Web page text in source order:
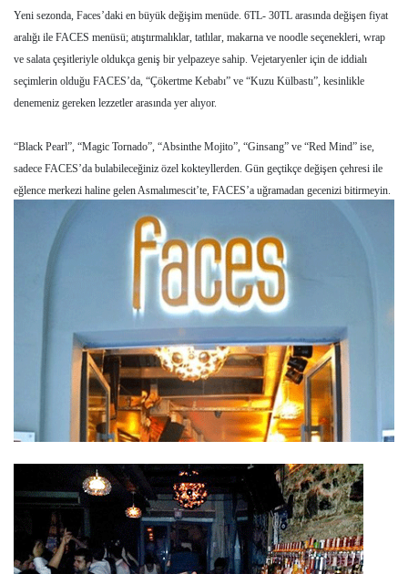
Yeni sezonda, Faces’daki en büyük değişim menüde. 6TL- 30TL arasında değişen fiyat
aralığı ile FACES menüsü; atıştırmalıklar, tatlılar, makarna ve noodle seçenekleri, wrap
ve salata çeşitleriyle oldukça geniş bir yelpazeye sahip. Vejetaryenler için de iddialı
seçimlerin olduğu FACES’da, “Çökertme Kebabı” ve “Kuzu Külbastı”, kesinlikle
denemeniz gereken lezzetler arasında yer alıyor.
“Black Pearl”, “Magic Tornado”, “Absinthe Mojito”, “Ginsang” ve “Red Mind” ise,
sadece FACES’da bulabileceğiniz özel kokteyllerden. Gün geçtikçe değişen çehresi ile
eğlence merkezi haline gelen Asmalımescit’te, FACES’a uğramadan gecenizi bitirmeyin.